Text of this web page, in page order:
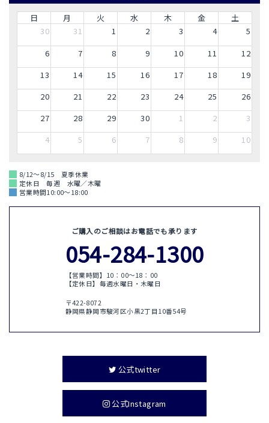
日 月 火 水 木 金
土
30
31 1 2 3 4
5
6
7 8 9 10 11
12
13
14 15 16 17 18
19
20
21 22 23 24 25
26
27
28 29 30 1 2
3
4
5 6 7 8 9 10
8/12～8/15 夏季休業
定休日 毎週 水曜／木曜
営業時間10:00～18:00
ご購入のご相談はお電話でも承ります
054-284-1300
【営業時間】10：00〜18：00
【定休日】毎週水曜日・木曜日
〒422-8072
静岡県静岡市駿河区小黒2丁目10番54号
公式twitter
公式Instagram